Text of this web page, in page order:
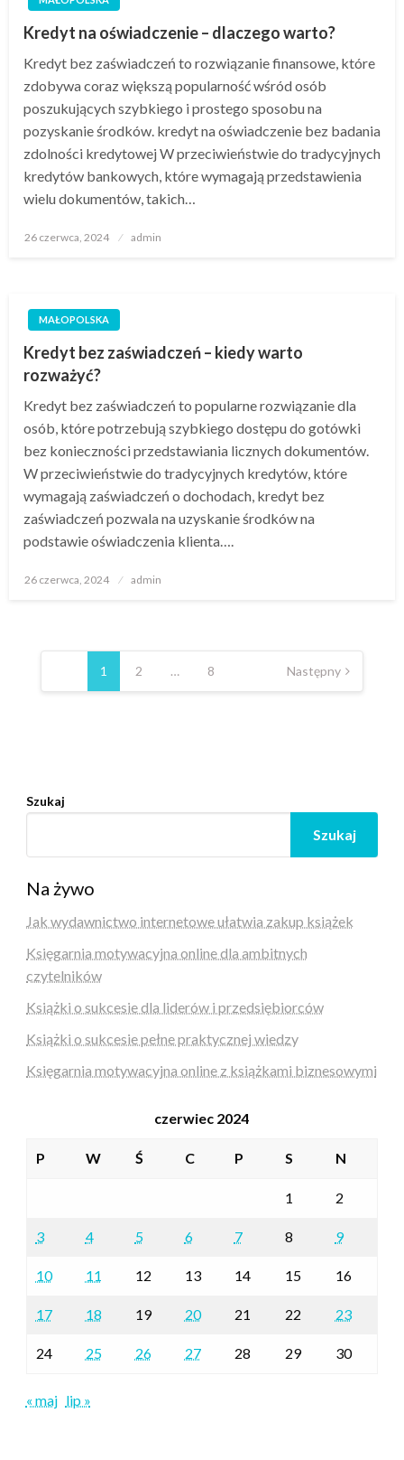
Kredyt na oświadczenie – dlaczego warto?
Kredyt bez zaświadczeń to rozwiązanie finansowe, które
zdobywa coraz większą popularność wśród osób
poszukujących szybkiego i prostego sposobu na
pozyskanie środków. kredyt na oświadczenie bez badania
zdolności kredytowej W przeciwieństwie do tradycyjnych
kredytów bankowych, które wymagają przedstawienia
wielu dokumentów, takich…
Opublikowane
26 czerwca, 2024 admin
MAŁOPOLSKA
Kredyt bez zaświadczeń – kiedy warto
rozważyć?
Kredyt bez zaświadczeń to popularne rozwiązanie dla
osób, które potrzebują szybkiego dostępu do gotówki
bez konieczności przedstawiania licznych dokumentów.
W przeciwieństwie do tradycyjnych kredytów, które
wymagają zaświadczeń o dochodach, kredyt bez
zaświadczeń pozwala na uzyskanie środków na
podstawie oświadczenia klienta….
Opublikowane
26 czerwca, 2024 admin
Nawigacja
wpisach
1 2 … 8 Następny
Szukaj
Szukaj
Na żywo
Jak wydawnictwo internetowe ułatwia zakup książek
Księgarnia motywacyjna online dla ambitnych
czytelników
Książki o sukcesie dla liderów i przedsiębiorców
Książki o sukcesie pełne praktycznej wiedzy
Księgarnia motywacyjna online z książkami biznesowymi
czerwiec 2024
P W Ś C P S N
1 2
3 4 5 6 7 8 9
10 11 12 13 14 15 16
17 18 19 20 21 22 23
24 25 26 27 28 29 30
« maj lip »